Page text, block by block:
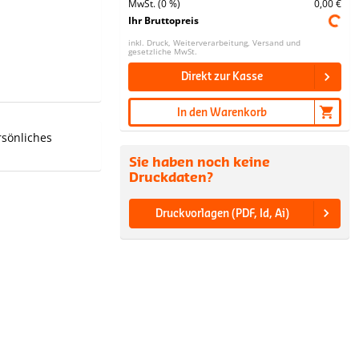
MwSt. (0 %)
0,00 €
Ihr Bruttopreis
inkl. Druck, Weiterverarbeitung, Versand und
gesetzliche MwSt.
Direkt zur Kasse
In den Warenkorb
Sie haben noch keine
Druckdaten?
Druckvorlagen (PDF, Id, Ai)